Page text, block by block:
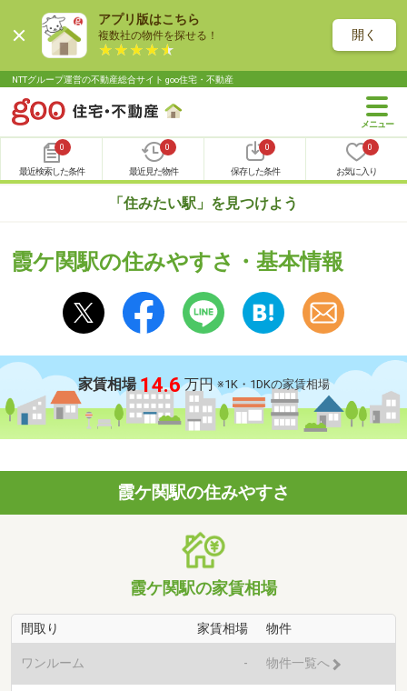
アプリ版はこちら
複数社の物件を探せる！ 開く
NTTグループ運営の不動産総合サイト goo住宅・不動産
0
最近検索した条件
0
最近見た物件
0
保存した条件
0
お気に入り
「住みたい駅」を見つけよう
霞ケ関駅の住みやすさ・基本情報
家賃相場 14.6 万円 ※1K・1DKの家賃相場
霞ケ関駅の住みやすさ
霞ケ関駅の家賃相場
間取り 家賃相場 物件
ワンルーム - 物件一覧へ